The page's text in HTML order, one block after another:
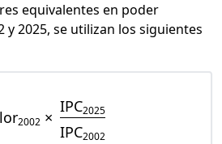
equivalentes en poder
2025, se utilizan los siguientes
2002 ×
IPC2025
IPC2002